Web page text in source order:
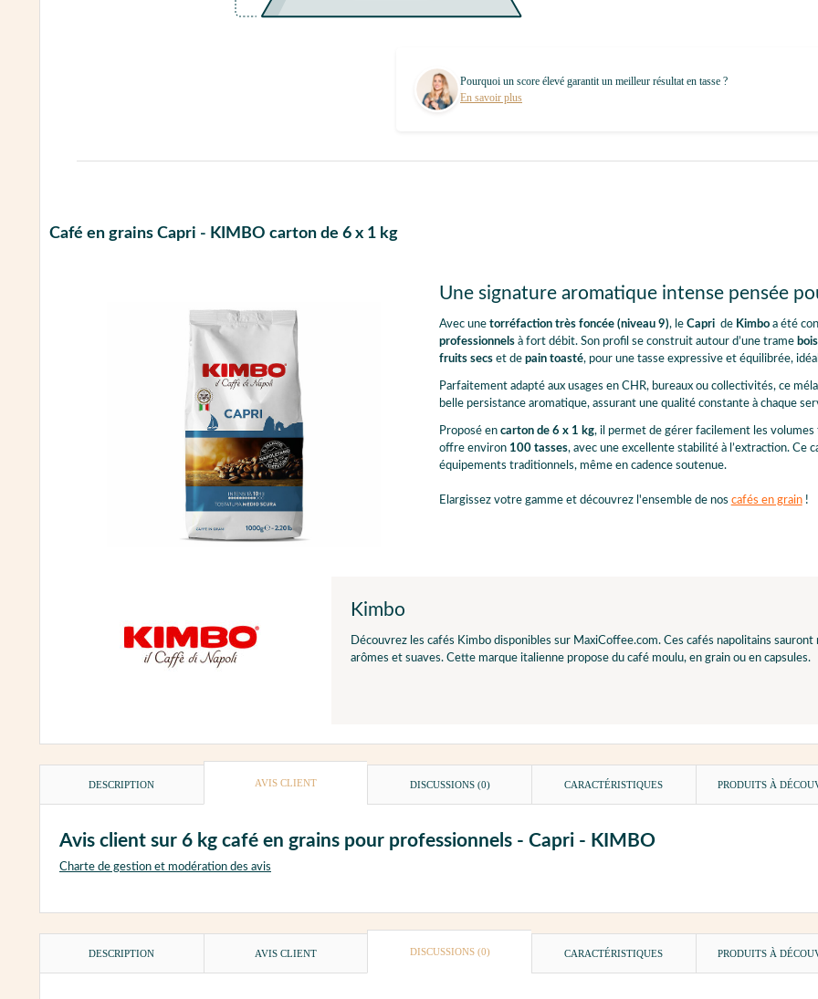
Pourquoi un score élevé garantit un meilleur résultat en tasse ?
En savoir plus
Café en grains Capri - KIMBO carton de 6 x 1 kg
Une signature aromatique intense pensée
Avec une torréfaction très foncée (niveau 9), le Capri de Kimbo a été
professionnels à fort débit. Son profil se construit autour d’une trame
fruits secset de pain toasté, pour une tasse expressive et équilibrée,
Parfaitement adapté aux usages en CHR, bureaux ou collectivités, ce
belle persistance aromatique, assurant une qualité constante à chaque
Proposé en carton de 6 x 1 kg, il permet de gérer facilement les
offre environ 100 tasses, avec une excellente stabilité à l’extraction. Ce
équipements traditionnels, même en cadence soutenue.
Elargissez votre gamme et découvrez l'ensemble de nos cafés en grain!
Kimbo
Découvrez les cafés Kimbo disponibles sur MaxiCoffee.com. Ces cafés napolitains
arômes et suaves. Cette marque italienne propose du café moulu, en grain ou en capsules.
DESCRIPTION AVIS CLIENT DISCUSSIONS (0) CARACTÉRISTIQUES PRODUITS À
Avis client sur 6 kg café en grains pour professionnels - Capri - KIMBO
Charte de gestion et modération des avis
DESCRIPTION AVIS CLIENT DISCUSSIONS (0) CARACTÉRISTIQUES PRODUITS À